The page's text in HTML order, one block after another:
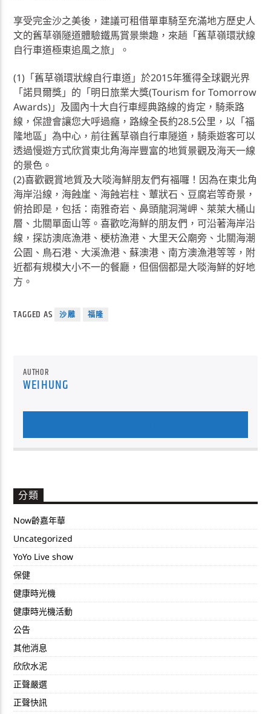
享受完金沙之美後，建議可租借單車騎至充滿地方歷史人
文的舊草嶺隧道體驗鐵馬賞景樂趣，來趟「舊草嶺環狀線
自行車道極東追風之旅」。
(1)「舊草嶺環狀線自行車道」於2015年獲得全球觀光界
「諾貝爾獎」的「明日旅業大獎(Tourism for Tomorrow
Awards)」及國內十大自行車經典路線的肯定，騎乘路
線，保證會讓您大呼過癮，路線全長約28.5公里，以「福
隆地區」為中心，前往舊草嶺自行車隧道，騎乘遊客可以
透過慢遊方式欣賞東北角海岸豐富的地質景觀及海天一線
的景色。
(2)喜歡觀賞地質及大啖海鮮朋友們有福囉！因為在東北角
海岸沿線，海蝕崖、海蝕岩柱、蕈狀石、豆腐岩等奇景，
俯拾即是，包括：南雅奇岩、鼻頭龍洞灣岬、萊萊大桶山
層、北關單面山等。喜歡吃海鮮的朋友們，可沿著海岸沿
線，探訪澳底漁港、梗枋漁港、大里天公廟旁、北關海潮
公園、鳥石港、大溪漁港、蘇澳港、南方澳漁港等等，附
近都有規模大小不一的餐廳，但個個都是大啖海鮮的好地
方。
TAGGED AS 沙雕 福隆
AUTHOR
WEIHUNG
分類
Now齡嘉年華
Uncategorized
YoYo Live show
保健
健康時光機
健康時光機活動
公告
其他消息
欣欣水泥
正聲嚴選
正聲快訊